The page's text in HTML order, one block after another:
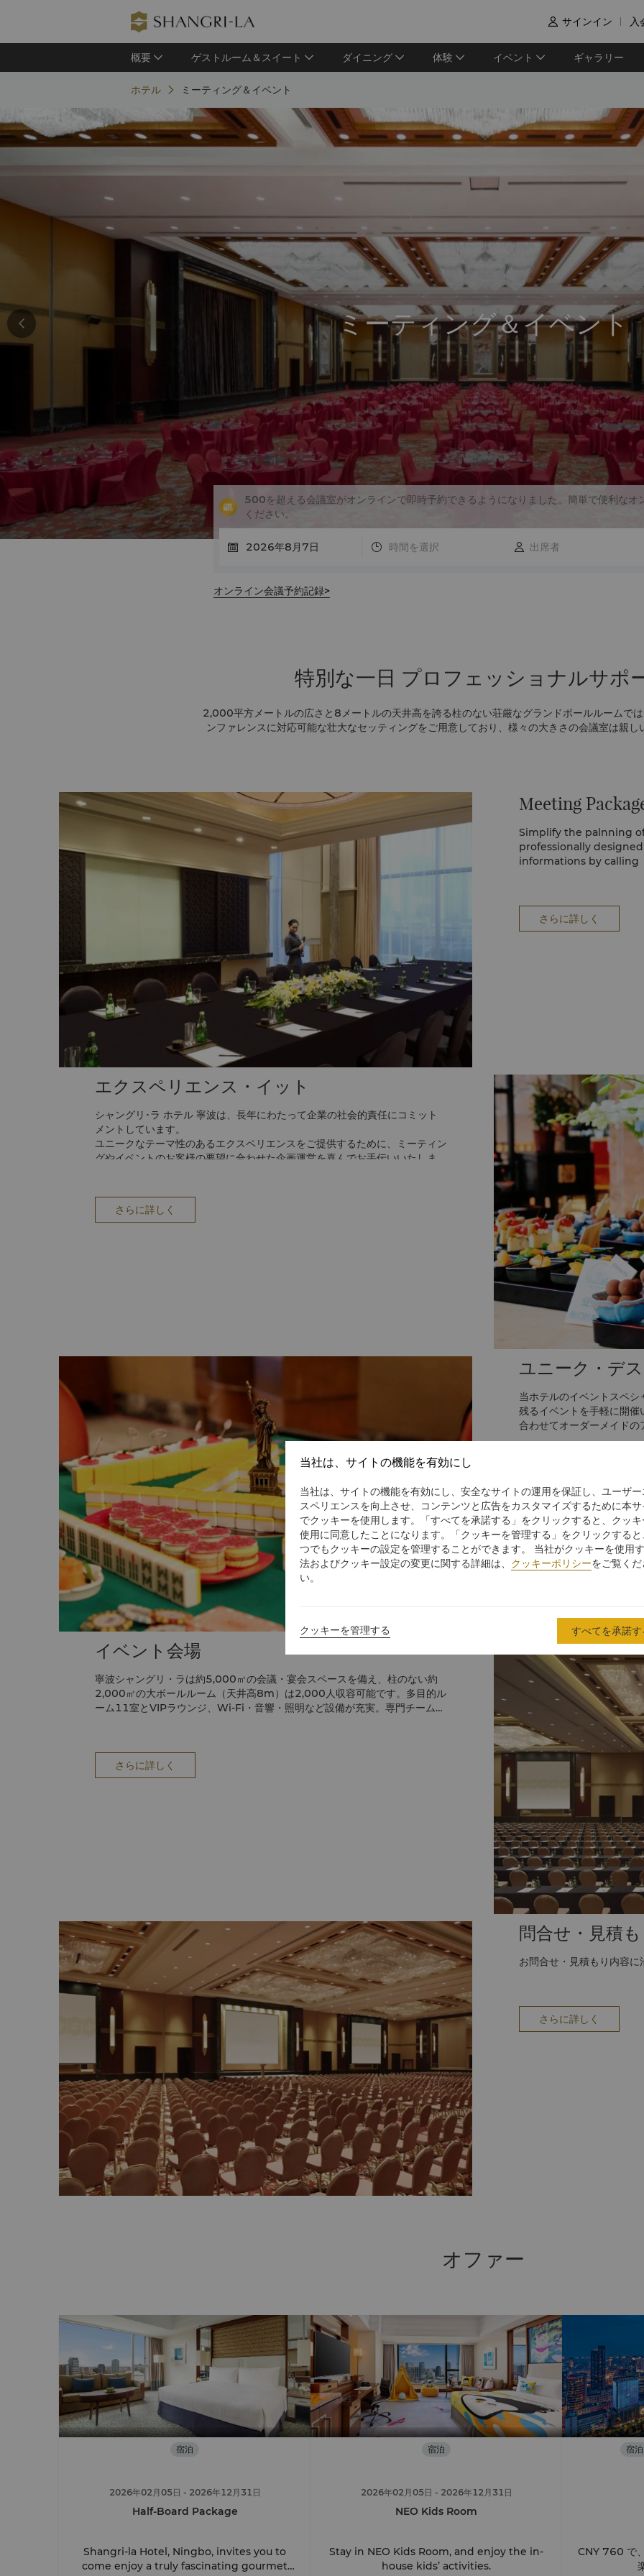
 サインイン 入
概要 ゲストルーム＆スイート ダイニング 体験 イベント ギャラリー
ホテル ミーティング＆イベント
ミーティング＆イベント
500を超える会議室がオンラインで即時予約できるようになりました。簡単で便利なオ
ください。
時間を選択
オンライン会議予約記録>
特別な一日 プロフェッショナルサポ
2,000平方メートルの広さと8メートルの天井高を誇る柱のない荘厳なグランドボールルームで
ンファレンスに対応可能な壮大なセッティングをご用意しており、様々の大きさの会議室は親
Meeting
Simplify the palnning
professionally
informations by calling
さらに詳しく
エクスペリエンス・イット
シャングリ･ラ ホテル 寧波は、長年にわたって企業の社会的責任にコミット
メントしています。
ユニークなテーマ性のあるエクスペリエンスをご提供するために、ミーティン
グやイベントのお客様の要望に合わせた企画運営を喜んでお手伝いいたしま
リーな様々なアクティビティーを通じてプログラムのスケジュールを充実させ
ることができます：
さらに詳しく
ユニーク・デ
当ホテルのイベントスペ
残るイベントを手軽に開
合わせてオーダーメイド
8799 8888 にてお問合せ
イベント会場
寧波シャングリ・ラは約5,000㎡の会議・宴会スペースを備え、柱のない約
2,000㎡の大ボールルーム（天井高8m）は2,000人収容可能です。多目的ル
ーム11室とVIPラウンジ、Wi-Fi・音響・照明など設備が充実。専門チームが
さらに詳しく
問合せ・見積
お問合せ・見積もり内容
さらに詳しく
オファー
宿泊
2026年02月05日 - 2026年12月31日
Half-Board Package
Shangri-la Hotel, Ningbo, invites you to
come enjoy a truly fascinating gourmet
宿泊
2026年02月05日 - 2026年12月31日
NEO Kids Room
Stay in NEO Kids Room, and enjoy the in-
house kids’ activities.
宿泊
CNY 760 で
当社は、サイトの機能を有効にし
当社は、サイトの機能を有効にし、安全なサイトの運用を保証し、ユーザ
スペリエンスを向上させ、コンテンツと広告をカスタマイズするために本
でクッキーを使用します。「すべてを承諾する」をクリックすると、クッ
使用に同意したことになります。「クッキーを管理する」をクリックする
つでもクッキーの設定を管理することができます。 当社がクッキーを使用
法およびクッキー設定の変更に関する詳細は、 クッキーポリシーをご覧く
い。
クッキーを管理する すべてを承諾す